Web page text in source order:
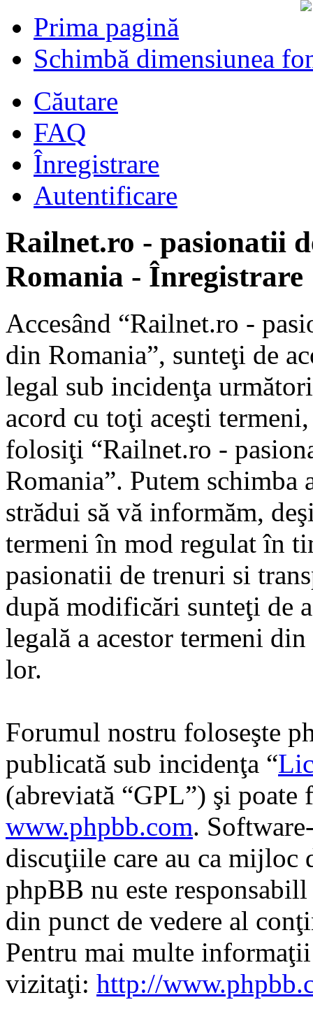
Prima pagină
Schimbă dimensiunea
Căutare
FAQ
Înregistrare
Autentificare
Railnet.ro - pasionatii
Romania - Înregistrare
Accesând “Railnet.ro -
din Romania”, sunteţi de
legal sub incidenţa
acord cu toţi aceşti
folosiţi “Railnet.ro -
Romania”. Putem
strădui să vă informăm,
termeni în mod regulat în
pasionatii de trenuri si
după modificări sunteţi de
legală a acestor termeni
lor.
Forumul nostru foloseşte
publicată sub incidenţa “
(abreviată “GPL”) şi poate
www.phpbb.com.
discuţiile care au ca mijloc
phpBB nu este
din punct de vedere al
Pentru mai multe
vizitaţi: http://